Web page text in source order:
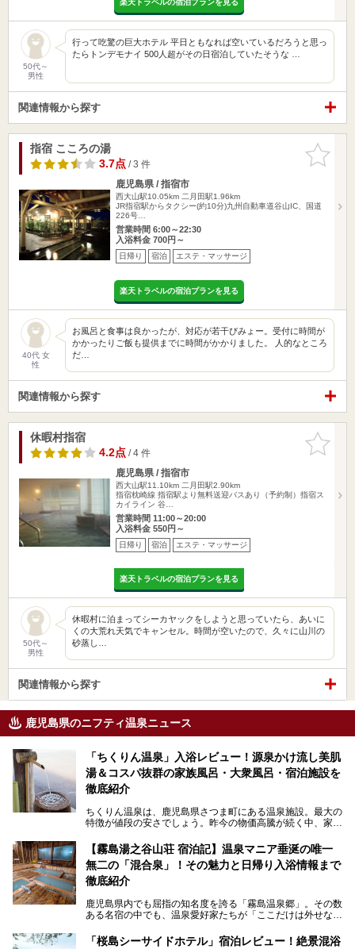
楽天トラベルの宿泊プランを見る
50代～
男性
行って吃驚の巨大ホテル 平日ともなれば空いているだろうと思っ
たらトンデモナイ 500人超がその日宿泊していたそうな …
関連情報から探す
お気に入
りに追加
指宿 こころの湯
3.7点/ 3 件
鹿児島県 / 指宿市
西大山駅10.05km 二月田駅1.96km
JR指宿駅からタクシー(約10分)九州自動車道谷山IC、国道
226号…
営業時間 6:00～22:30
入浴料金 700円～
日帰り 宿泊 エステ・マッサージ
楽天トラベルの宿泊プランを見る
40代 女
性
お風呂と食事は良かったが、対応が若干びみょー。受付に時間が
かかったりご飯も提供までに時間がかかりました。 人的なところ
だ…
関連情報から探す
お気に入
りに追加
休暇村指宿
4.2点/ 4 件
鹿児島県 / 指宿市
西大山駅11.10km 二月田駅2.90km
指宿枕崎線 指宿駅より無料送迎バスあり（予約制）指宿ス
カイライン 谷…
営業時間 11:00～20:00
入浴料金 550円～
日帰り 宿泊 エステ・マッサージ
楽天トラベルの宿泊プランを見る
50代～
男性
休暇村に泊まってシーカヤックをしようと思っていたら、あいに
くの大荒れ天気でキャンセル。時間が空いたので、久々に山川の
砂蒸し…
関連情報から探す
鹿児島県のニフティ温泉ニュース
「ちくりん温泉」入浴レビュー！源泉かけ流し美肌
湯＆コスパ抜群の家族風呂・大衆風呂・宿泊施設を
徹底紹介
ちくりん温泉は、鹿児島県さつま町にある温泉施設。最大の
特徴が値段の安さでしょう。昨今の物価高騰が続く中、家族
4,000円～、と驚くべき価格を維持。
さらに、源泉100％かけ流しのツルツル美肌湯を堪能できる
点にも注目すべき。30年以上全国の温泉を巡った筆者の経
験上、穴場中の穴場と言っても決して過言ではありません。
今回は「ちくりん温泉」の家族風呂・大衆風呂・宿泊施設に
ついて、徹底レビューします！
【霧島湯之谷山荘 宿泊記】温泉マニア垂涎の唯一
無二の「混合泉」！その魅力と日帰り入浴情報まで
徹底紹介
鹿児島県内でも屈指の知名度を誇る「霧島温泉郷」。その数
ある名宿の中でも、温泉愛好家たちが「ここだけは外せな
山荘）」です。
「桜島シーサイドホテル」宿泊レビュー！絶景混浴